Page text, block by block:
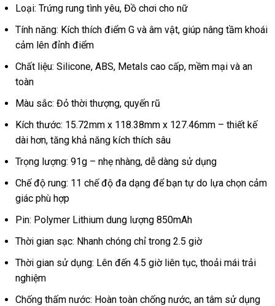
–
khiển
qua
app
cao
Loại: Trứng rung tình yêu, Đồ chơi cho nữ
Tính năng: Kích thích điểm G và âm vật, giúp nâng tầm khoái
cảm lên đỉnh điểm
Chất liệu: Silicone, ABS, Metals cao cấp, mềm mại và an
toàn
Màu sắc: Đỏ thời thượng, quyến rũ
Kích thước: 15.72mm x 118.38mm x 127.46mm – thiết kế
dài hơn, tăng khả năng kích thích sâu
Trọng lượng: 91g – nhẹ nhàng, dễ dàng sử dụng
Chế độ rung: 11 chế độ đa dạng để bạn tự do lựa chọn cảm
giác phù hợp
Pin: Polymer Lithium dung lượng 850mAh
Thời gian sạc: Nhanh chóng chỉ trong 2.5 giờ
Thời gian sử dụng: Lên đến 4.5 giờ liên tục, thoải mái trải
nghiệm
Chống thấm nước: Hoàn toàn chống nước, an tâm sử dụng